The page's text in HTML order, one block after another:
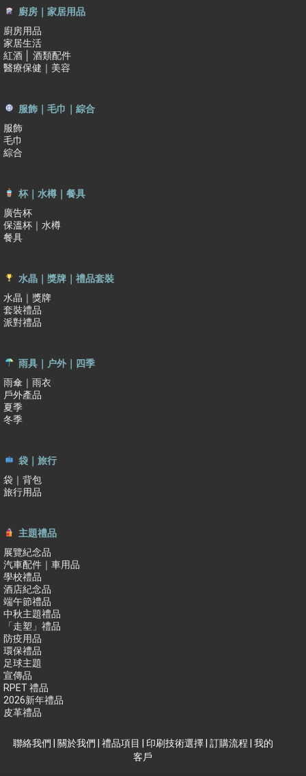
廚房｜家居用品
廚房用品
家居生活
紅酒 │ 酒類配件
醫療保健｜美容
服飾｜毛巾｜綜合
服飾
毛巾
綜合
杯｜水樽｜餐具
廣告杯
保溫杯｜水樽
餐具
水晶｜獎牌｜禮品套裝
水晶｜獎牌
套裝禮品
派對禮品
雨具｜户外｜四季
雨傘｜雨衣
戶外產品
夏季
冬季
袋｜旅行
袋｜背包
旅行用品
主題禮品
展覽紀念品
汽車配件｜車用品
學校禮品
酒店紀念品
端午節禮品
中秋主題禮品
「走塑」禮品
防疫用品
環保禮品
足球主題
宣傳品
RPET 禮品
2026新年禮品
皮革禮品
聯絡我們 | 關於我們 | 禮品項目 | 印刷技術選擇| 訂購流程 | 我的
客戶